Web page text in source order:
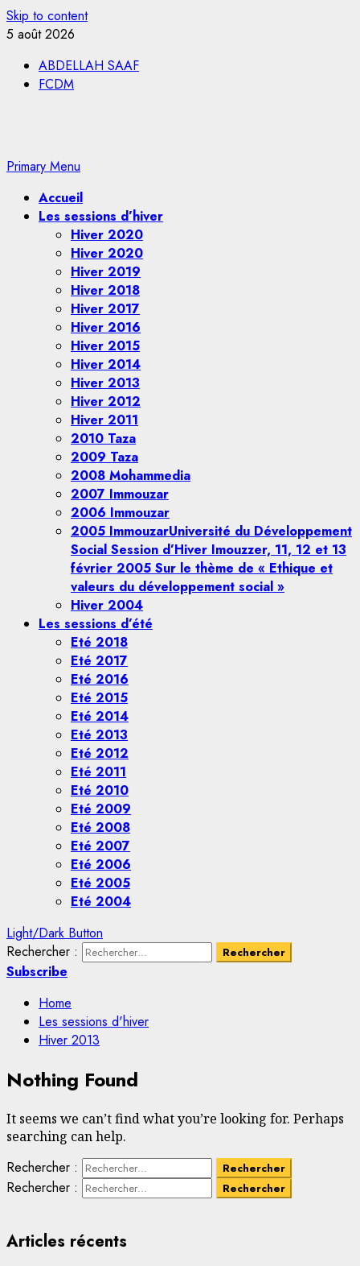
Skip to content
5 août 2026
ABDELLAH SAAF
FCDM
Primary Menu
Accueil
Les sessions d’hiver
Hiver 2020
Hiver 2020
Hiver 2019
Hiver 2018
Hiver 2017
Hiver 2016
Hiver 2015
Hiver 2014
Hiver 2013
Hiver 2012
Hiver 2011
2010 Taza
2009 Taza
2008 Mohammedia
2007 Immouzar
2006 Immouzar
2005 ImmouzarUniversité du Développement
Social Session d’Hiver Imouzzer, 11, 12 et 13
février 2005 Sur le thème de « Ethique et
valeurs du développement social »
Hiver 2004
Les sessions d’été
Eté 2018
Eté 2017
Eté 2016
Eté 2015
Eté 2014
Eté 2013
Eté 2012
Eté 2011
Eté 2010
Eté 2009
Eté 2008
Eté 2007
Eté 2006
Eté 2005
Eté 2004
Light/Dark Button
Rechercher :
Subscribe
Home
Les sessions d'hiver
Hiver 2013
Nothing Found
It seems we can’t find what you’re looking for. Perhaps
searching can help.
Rechercher :
Rechercher :
Articles récents